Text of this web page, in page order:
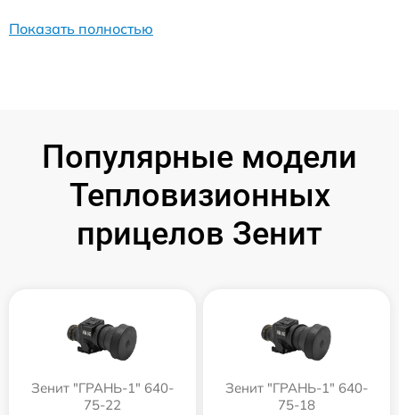
Показать полностью
Популярные модели
Тепловизионных
прицелов Зенит
Зенит "ГРАНЬ-1" 640-
75-22
Зенит "ГРАНЬ-1" 640-
75-18